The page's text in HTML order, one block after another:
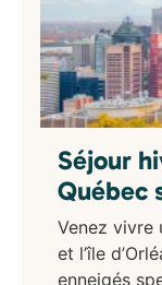
Équateur
États-Unis
Guatemala
Honduras
Mexique
Asie
Bali
Cambodge
Corée du Sud
Séjour
Québec
Venez vivre
et l’île
enneigés